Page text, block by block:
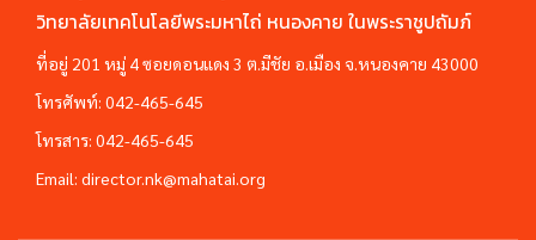
วิทยาลัยเทคโนโลยีพระมหาไถ่ หนองคาย ในพระราชูปถัมภ์
ที่อยู่ 201 หมู่ 4 ซอยดอนแดง 3 ต.มีชัย อ.เมือง จ.หนองคาย 43000
โทรศัพท์: 042-465-645
โทรสาร: 042-465-645
Email: director.nk@mahatai.org